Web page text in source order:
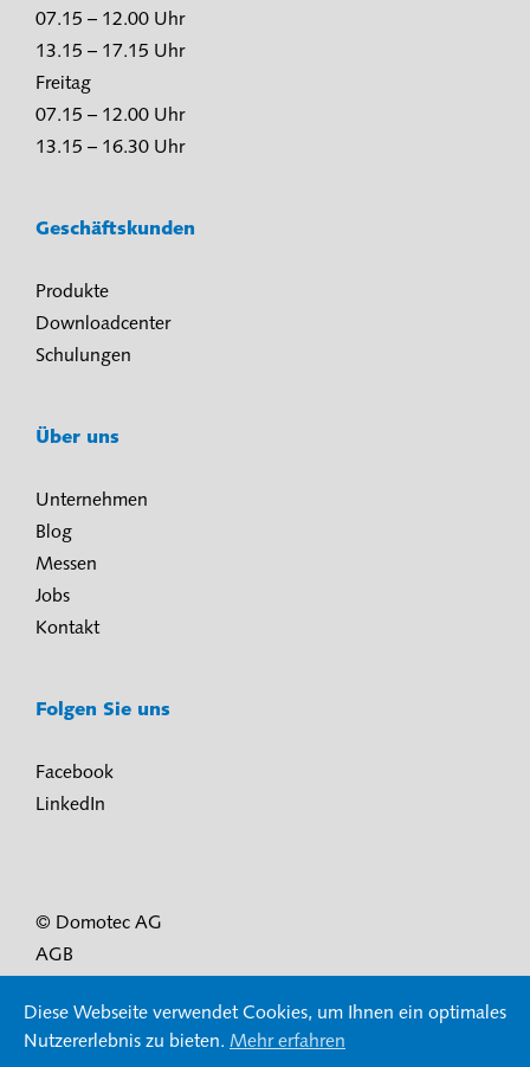
Diese Webseite verwendet Cookies, um Ihnen ein optimales
Nutzererlebnis zu bieten. Mehr erfahren
07.15 – 12.00 Uhr
13.15 – 17.15 Uhr
Freitag
07.15 – 12.00 Uhr
13.15 – 16.30 Uhr
Geschäftskunden
Produkte
Downloadcenter
Schulungen
Über uns
Unternehmen
Blog
Messen
Jobs
Kontakt
Folgen Sie uns
Facebook
LinkedIn
© Domotec AG
AGB
Impressum